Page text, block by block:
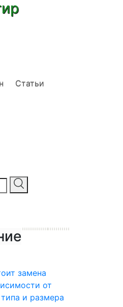
Статьи
замена
от
и размера